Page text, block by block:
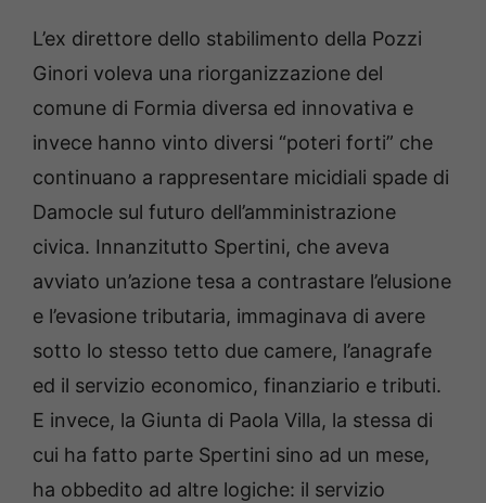
L’ex direttore dello stabilimento della Pozzi
Ginori voleva una riorganizzazione del
comune di Formia diversa ed innovativa e
invece hanno vinto diversi “poteri forti” che
continuano a rappresentare micidiali spade di
Damocle sul futuro dell’amministrazione
civica. Innanzitutto Spertini, che aveva
avviato un’azione tesa a contrastare l’elusione
e l’evasione tributaria, immaginava di avere
sotto lo stesso tetto due camere, l’anagrafe
ed il servizio economico, finanziario e tributi.
E invece, la Giunta di Paola Villa, la stessa di
cui ha fatto parte Spertini sino ad un mese,
ha obbedito ad altre logiche: il servizio